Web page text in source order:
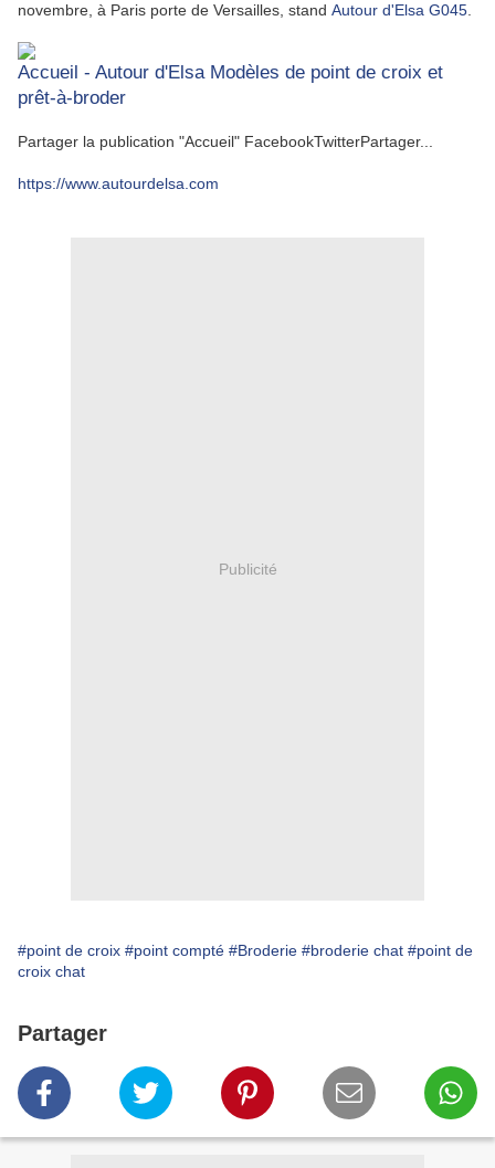
novembre, à Paris porte de Versailles, stand Autour d'Elsa G045
Accueil - Autour d'Elsa Modèles de point de croix et
prêt-à-broder
Partager la publication "Accueil" FacebookTwitterPartager...
https://www.autourdelsa.com
Publicité
#point de croix #point compté #Broderie #broderie chat #point de
croix chat
Partager